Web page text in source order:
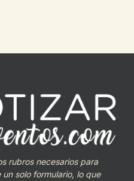
rubros necesarios para
solo formulario, lo que